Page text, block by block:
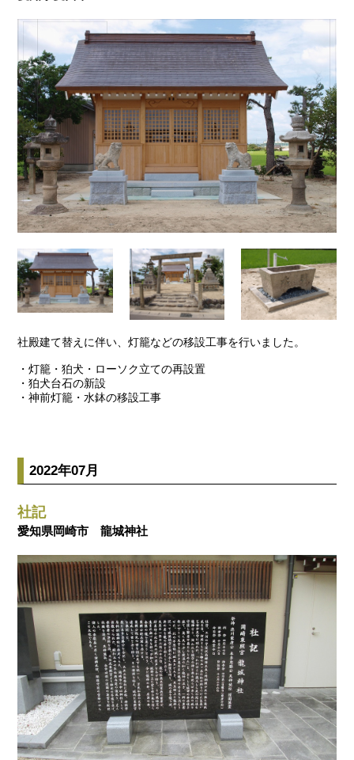
社殿建て替えに伴い、灯籠などの移設工事を行いました。
・灯籠・狛犬・ローソク立ての再設置
・狛犬台石の新設
・神前灯籠・水鉢の移設工事
2022年07月
社記
愛知県岡崎市 龍城神社